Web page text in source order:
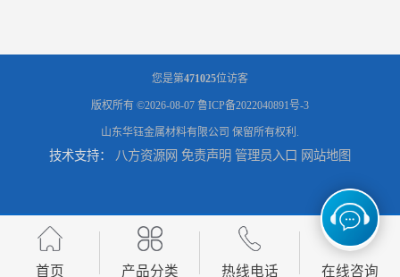
您是第471025位访客
版权所有 ©2026-08-07 鲁ICP备2022040891号-3
山东华钰金属材料有限公司 保留所有权利.
技术支持： 八方资源网 免责声明 管理员入口 网站地图
首页 产品分类 热线电话 在线咨询